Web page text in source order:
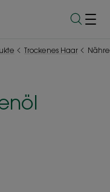
Trockenes Haar